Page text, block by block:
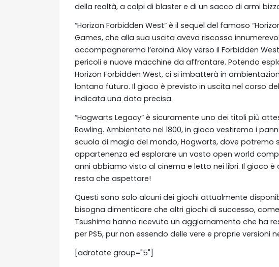
della realtà, a colpi di blaster e di un sacco di armi
“Horizon Forbidden West” è il sequel del famoso
Games, che alla sua uscita aveva riscosso
accompagneremo l’eroina Aloy verso il Forbidden
pericoli e nuove macchine da affrontare. Potendo
Horizon Forbidden West, ci si imbatterà in
lontano futuro. Il gioco è previsto in uscita nel corso
indicata una data precisa.
“Hogwarts Legacy” è sicuramente uno dei titoli più
Rowling. Ambientato nel 1800, in gioco vestiremo i
scuola di magia del mondo, Hogwarts, dove potremo
appartenenza ed esplorare un vasto open world
anni abbiamo visto al cinema e letto nei libri. Il gioco è
resta che aspettare!
Questi sono solo alcuni dei giochi attualmente
bisogna dimenticare che altri giochi di successo,
Tsushima hanno ricevuto un aggiornamento che ha
per PS5, pur non essendo delle vere e proprie versioni
[adrotate group="5"]